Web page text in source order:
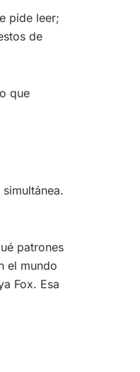
pide leer;
de
que
patrones
el mundo
Fox. Esa